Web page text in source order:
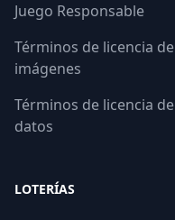
Juego Responsable
Términos de licencia de
imágenes
Términos de licencia de
datos
LOTERÍAS